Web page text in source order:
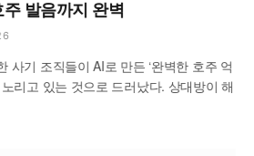
발음까지 완벽
사기 조직들이 AI로 만든 ‘완벽한 호주 억
리고 있는 것으로 드러났다. 상대방이 해